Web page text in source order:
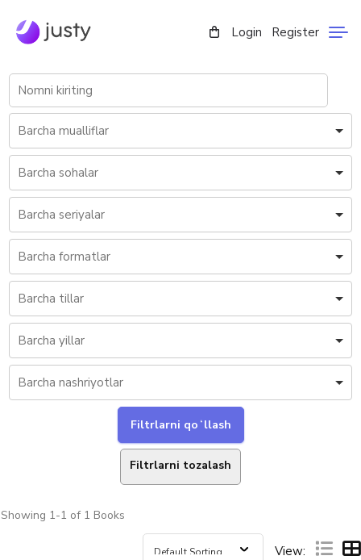
Login Register
Filtrlarni tozalash
Showing 1-1 of 1 Books
View: